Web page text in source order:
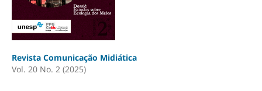
Revista Comunicação Midiática
Vol. 20 No. 2 (2025)